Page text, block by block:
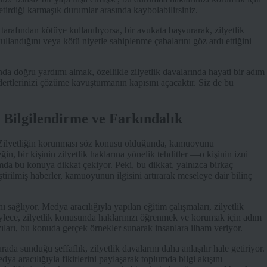
karmaşık durumlar arasında kaybolabilirsiniz.
kötüye kullanılıyorsa, bir avukata başvurarak, zilyetlik
veya kötü niyetle sahiplenme çabalarını göz ardı ettiğini
doğru yardımı almak, özellikle zilyetlik davalarında hayati bir adım
çözüme kavuşturmanın kapısını açacaktır. Siz de bu
ve Farkındalık
korunması söz konusu olduğunda, kamuoyunu
bir kişinin zilyetlik haklarına yönelik tehditler —o kişinin izni
bu konuya dikkat çekiyor. Peki, bu dikkat, yalnızca birkaç
haberler, kamuoyunun ilgisini artırarak meseleye dair bilinç
Medya aracılığıyla yapılan eğitim çalışmaları, zilyetlik
zilyetlik konusunda haklarınızı öğrenmek ve korumak için adım
bu konuda gerçek örnekler sunarak insanlara ilham veriyor.
sunduğu şeffaflık, zilyetlik davalarını daha anlaşılır hale getiriyor.
aracılığıyla fikirlerini paylaşarak toplumda bilgi akışını